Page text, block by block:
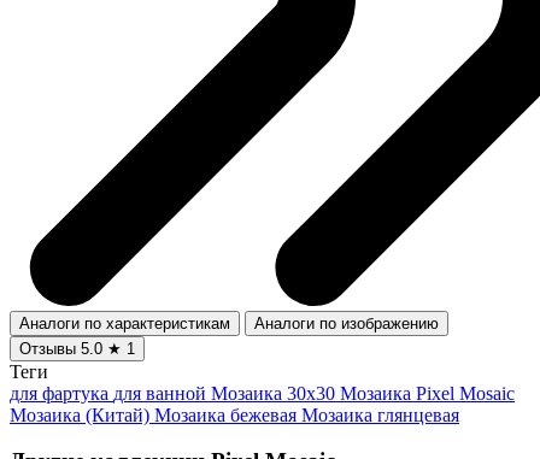
Аналоги по характеристикам
Аналоги по изображению
Отзывы 5.0 ★ 1
Теги
для фартука для ванной Мозаика 30x30 Мозаика Pixel Mosaic
Мозаика (Китай) Мозаика бежевая Мозаика глянцевая